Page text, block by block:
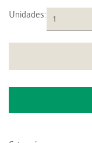
Unidades: